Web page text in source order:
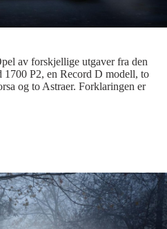
av forskjellige utgaver fra den
1700 P2, en Record D modell, to
og to Astraer. Forklaringen er